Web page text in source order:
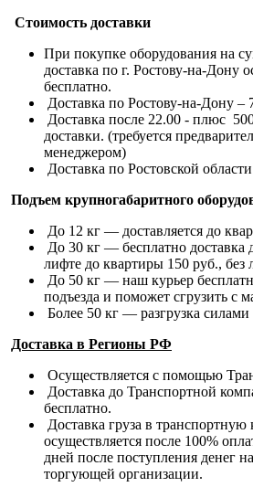
Стоимость доставки
При покупке оборудования на
доставка по г. Ростову-на-Дону
бесплатно.
Доставка по Ростову-на-Дону –
Доставка после 22.00 - плюс
доставки. (требуется
менеджером)
Доставка по Ростовской
Подъем крупногабаритного
До 12 кг — доставляется до
До 30 кг — бесплатно доставка
лифте до квартиры 150 руб., без
До 50 кг — наш курьер
подъезда и поможет сгрузить с
Более 50 кг — разгрузка силами
Доставка в Регионы РФ
Осуществляется с помощью
Доставка до Транспортной
бесплатно.
Доставка груза в
осуществляется после 100%
дней после поступления денег
торгующей организации.